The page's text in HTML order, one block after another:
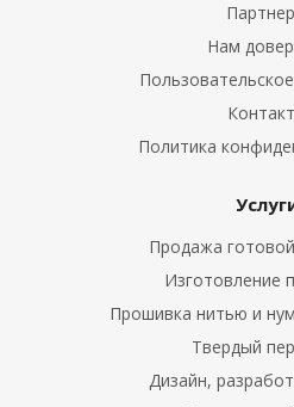
Нам
Политика
Продажа
Изготовление
Прошивка нитью и
Твердый
Дизайн,